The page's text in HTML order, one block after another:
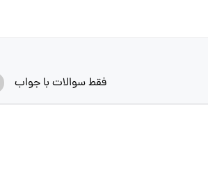
فقط سوالات با جواب